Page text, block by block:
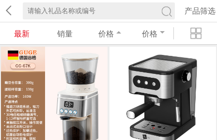
产品筛选
最新 销量 价格 价格